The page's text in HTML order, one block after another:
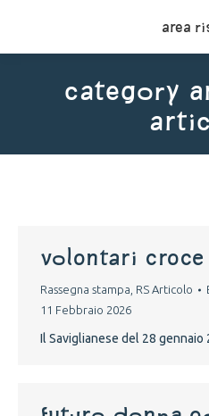
Area
Category
volontari croce
Rassegna stampa RS Articolo
11 Febbraio 2026
Il Saviglianese del 28 gennaio